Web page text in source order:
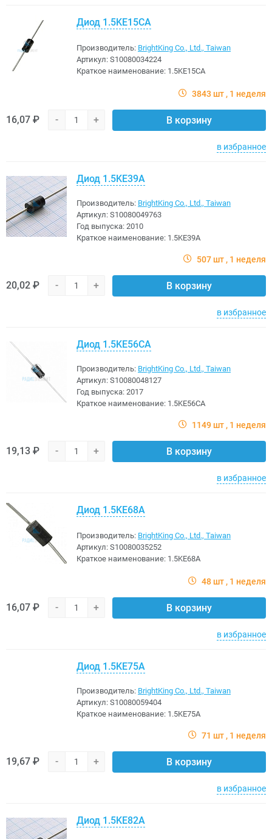
Диод 1.5KE15CA
Производитель: BrightKing Co., Ltd., Taiwan
Артикул: S10080034224
Краткое наименование: 1.5KE15CA
3843 шт 1 неделя
16,07 ₽ - + В корзину
в избранное
Диод 1.5KE39A
Производитель: BrightKing Co., Ltd., Taiwan
Артикул: S10080049763
Год выпуска: 2010
Краткое наименование: 1.5KE39A
507 шт 1 неделя
20,02 ₽ - + В корзину
в избранное
Диод 1.5KE56CA
Производитель: BrightKing Co., Ltd., Taiwan
Артикул: S10080048127
Год выпуска: 2017
Краткое наименование: 1.5KE56CA
1149 шт 1 неделя
19,13 ₽ - + В корзину
в избранное
Диод 1.5KE68A
Производитель: BrightKing Co., Ltd., Taiwan
Артикул: S10080035252
Краткое наименование: 1.5KE68A
48 шт 1 неделя
16,07 ₽ - + В корзину
в избранное
Диод 1.5KE75A
Производитель: BrightKing Co., Ltd., Taiwan
Артикул: S10080059404
Краткое наименование: 1.5KE75A
71 шт 1 неделя
19,67 ₽ - + В корзину
в избранное
Диод 1.5KE82A